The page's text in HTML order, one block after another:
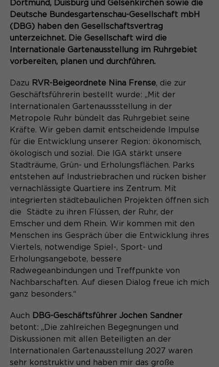
Zweck
Content Management System dieser
Webseite. Diese Basis-Cookies sind
unerlässlich, damit Ihr Besuch auf der
Website angenehm und flüssig wird:
Sie ermöglichen es der Website, Sie
zu erkennen und somit Ihre Sitzung
geschlossenen Bereich die Benutzer-
ID als verschlüsselten Wert (sog.
"hash-Wert") zum entsprechenden
Datenbankeintrag des Nutzers.
Name PHPSESSID
Anbieter Session-Cookies
Laufzeit
Der Session Cookie wird beim
Schließen des Browsers wieder
gelöscht.
Zweck
PHPs Standard Sitzungs- Identifikation
(Formulare).
Anbieter TYPO3
Laufzeit Ende der Sitzung
Name _pk_id*
Anbieter Matomo
Laufzeit 13 Monate
Wiedererkennung eines Besuchers.
Name _pk_ses*
Anbieter Matomo
Zweck
Speichert vorübergehend Daten der
aktuellen Sitzung.
Name _pk_ref.*
Anbieter Matomo
Laufzeit 6 Monate
Zweck Speichert die Herkunft des Besuchers.
Name MATOMO_SESSID
Cookie-Informationen
Aktivierung Mehrsprachigkeit
Diese Cookies ermöglichen die automatische
Übersetzung der Website-Inhalte durch GTranslate.
Name googtrans
Anbieter GTranslate Inc.
Laufzeit
Zweck
Speichert die vom Nutzer gewählte
Sprache für die automatische
Übersetzung der Website.
Cookie-Informationen
Dortmund, Duisburg und Gelsenkirchen sowie die
Deutsche Bundesgartenschau-Gesellschaft mbH
(DBG) haben den Gesellschaftsvertrag
unterzeichnet. Die Gesellschaft wird die
Internationale Gartenausstellung im Ruhrgebiet
vorbereiten, planen und durchführen.
Dazu RVR-Beigeordnete Nina Frense, die zur
Geschäftsführerin bestellt wurde: „Mit der
Internationalen Gartenaussstellung in der
Metropole Ruhr bündelt das Ruhrgebiet seine
Kräfte. Wir geben damit entscheidende Impulse
für die Entwicklung unserer Region: ökonomisch,
ökologisch und sozial. Die IGA stärkt unsere
Stadträume, Grün- und Erholungsflächen. Parks
entstehen auf Industriebrachen und rücken bisher
vernachlässigte Quartiere ins Zentrum. Mit
integrierten städtebaulichen Projekten öffnen sich
die Städte zu ihren Flüssen, der Ruhr, der
Emscher und dem Rhein. Wir kommen mit den
Menschen ins Gespräch über die Entwicklung ihres
Viertels, notwendige Spiel-, Sport- und
Erholungsangebote, bessere
Radwegeanbindungen und Treffpunkte von
Nachbarschaften. Auf diesen Dialog freue ich mich
ganz besonders.“
Auch DBG-Geschäftsführer Jochen Sandner
betont: „Die zahlreichen Begegnungen und
Diskussionen mit allen Beteiligten an der
Internationalen Gartenausstellung 2027 waren
sehr konstruktiv und haben mir das große